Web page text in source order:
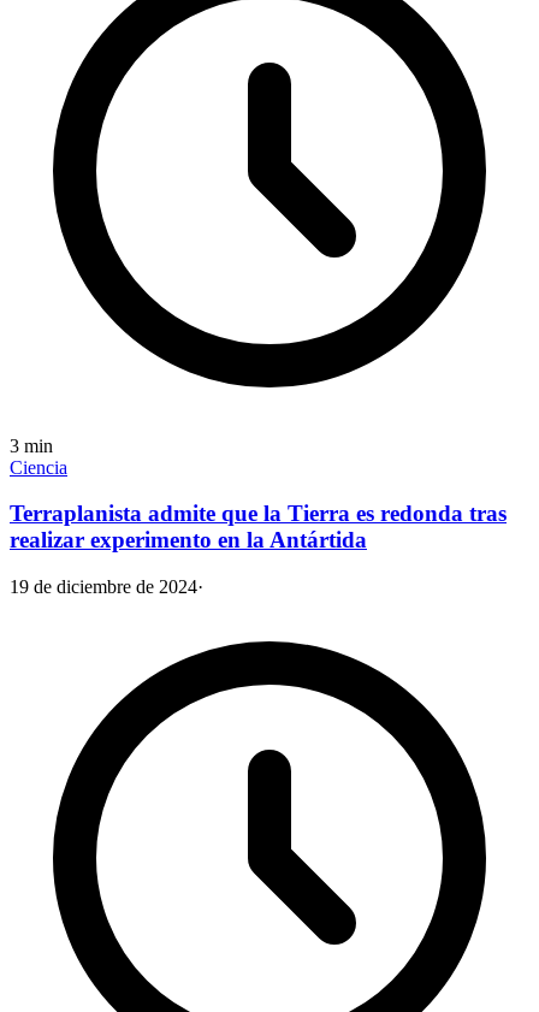
3 min
Ciencia
Terraplanista admite que la Tierra es redonda tras
realizar experimento en la Antártida
19 de diciembre de 2024·